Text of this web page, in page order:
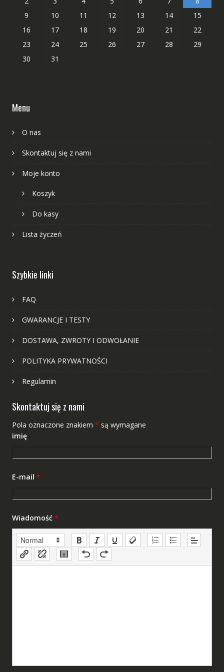
9
10 11 12 13 14
15
16
17 18 19 20 21
22
23
24 25 26 27 28
29
30
31
Menu
O nas
Skontaktuj się z nami
Moje konto
Koszyk
Do kasy
Lista życzeń
Szybkie linki
FAQ
GWARANCJE I TESTY
DOSTAWA, ZWROTY I ODWOŁANIE
POLITYKA PRYWATNOŚCI
Regulamin
Skontaktuj się z nami
Pola oznaczone znakiem * są wymagane
imię
E-mail *
Wiadomość *